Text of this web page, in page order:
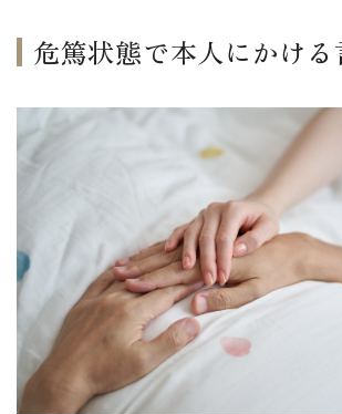
危篤状態で本人にかける